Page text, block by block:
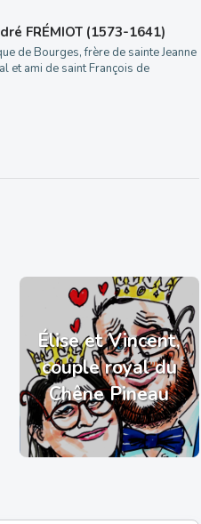
FRÉMIOT (1573-1641)
de Bourges, frère de sainte Jeanne
et ami de saint François de
Élise et Vincent,
couple royal du
Chêne Pineau